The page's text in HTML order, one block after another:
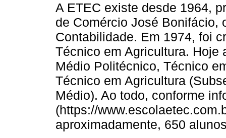
A ETEC existe desde 1964,
de Comércio José Bonifácio,
Contabilidade. Em 1974, foi
Técnico em Agricultura. Hoje
Médio Politécnico, Técnico
Técnico em Agricultura
Médio). Ao todo, conforme
(https://
aproximadamente, 650